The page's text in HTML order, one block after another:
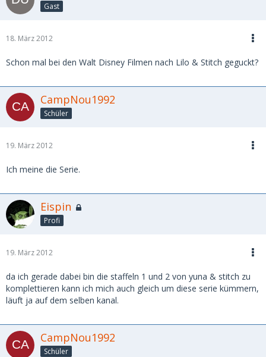
Gast
18. März 2012
Schon mal bei den Walt Disney Filmen nach Lilo & Stitch geguckt?
CampNou1992
Schüler
19. März 2012
Ich meine die Serie.
Eispin
Profi
19. März 2012
da ich gerade dabei bin die staffeln 1 und 2 von yuna & stitch zu
komplettieren kann ich mich auch gleich um diese serie kümmern,
läuft ja auf dem selben kanal.
CampNou1992
Schüler